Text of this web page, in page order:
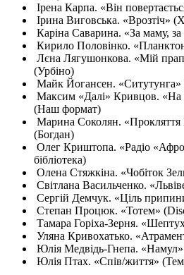
Ірена Карпа. «Він
Ірина Виговська. «Врозтіч»
Каріна Саварина. «За маму, за
Кирило Половінко.
Лєна Лягушонкова. «Мій
(Урбіно)
Майк Йогансен. «Ситутунга»
Максим «Далі» Кривцов. «На
(Наш формат)
Марина Соколян. «Прокляття
(Богдан)
Олег Криштопа. «Радіо
бібліотека)
Олена Стяжкіна. «Чобіток
Світлана Васильченко.
Сергій Демчук. «Ціль
Степан Процюк. «Тотем»
Тамара Горіха-Зерня.
Уляна Кривохатько.
Юлія Медвідь-Гнепа.
Юлія Птах. «Спів/життя»